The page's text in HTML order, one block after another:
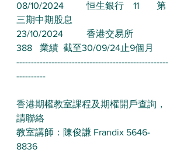
08/10/2024	恒生銀行	11	第
23/10/2024	香港交易所
388	業績	截至30/09/24止9個月
----------------------------------------------------
----------
香港期權教室課程及期權開戶查詢，
請聯絡
教室講師：陳俊謙 Frandix 5646-
8836